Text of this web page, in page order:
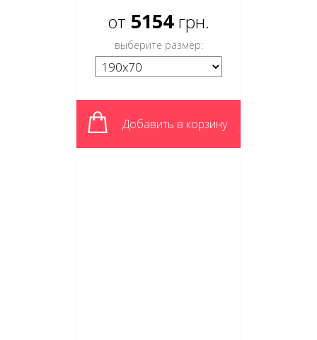
от 5154 грн.
выберите размер:
Добавить в корзину